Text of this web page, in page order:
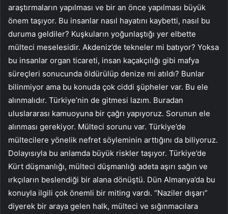
araştırmaların yapılması ve bir an önce yapılması büyük
önem taşıyor. Bu insanlar nasıl hayatını kaybetti, nasıl bu
duruma geldiler? Kuşkuların yoğunlaştığı yer elbette
mülteci meselesidir. Akdeniz’de tekneler mi batıyor? Yoksa
bu insanlar organ ticareti, insan kaçakçılığı gibi mafya
süreçleri sonucunda öldürülüp denize mi atıldı? Bunlar
bilinmiyor ama bu konuda çok ciddi şüpheler var. Bu ele
alınmalıdır. Türkiye’nin de gitmesi lazım. Buradan
uluslararası kamuoyuna bir çağrı yapıyoruz. Sorunun ele
alınması gerekiyor. Mülteci sorunu var. Türkiye’de
mültecilere yönelik nefret söyleminin arttığını da biliyoruz.
Dolayısıyla bu anlamda büyük riskler taşıyor. Türkiye’de
Kürt düşmanlığı, mülteci düşmanlığı adeta aşırı sağın ve
ırkçıların beslendiği bir alana dönüştü. Dün Almanya’da bu
konuyla ilgili çok önemli bir miting vardı. “Naziler dışarı”
diyerek bir araya gelen halk, mülteci ve sığınmacılara